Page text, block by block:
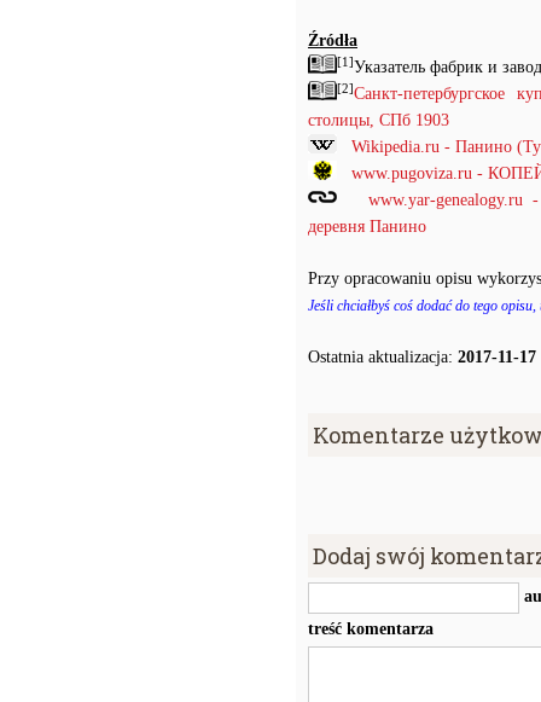
Źródła
[1]Указатель фабрик и
[2]Санкт-петербургское
столицы, СПб 1903
Wikipedia.ru - Панино
www.pugoviza.ru -
www.yar-genealogy.ru
деревня Панино
Przy opracowaniu opisu
Jeśli chciałbyś coś dodać do tego
Ostatnia aktualizacja: 2017-11-17
Komentarze
Dodaj swój
treść komentarza